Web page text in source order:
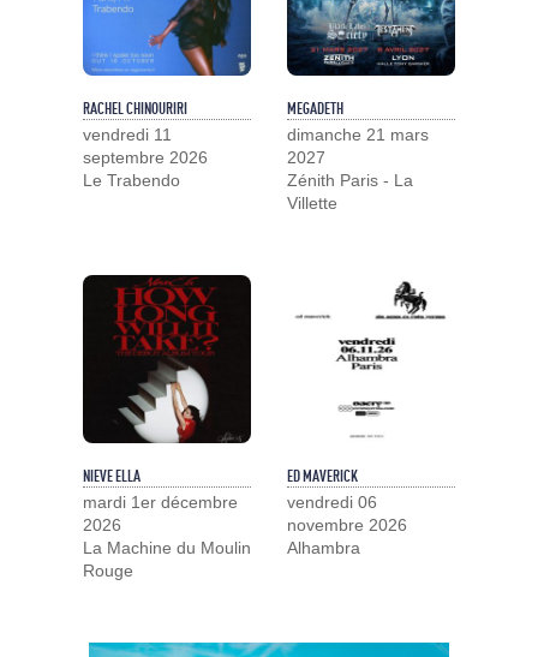
RACHEL CHINOURIRI
vendredi 11
septembre 2026
Le Trabendo
MEGADETH
dimanche 21 mars
2027
Zénith Paris - La
Villette
NIEVE ELLA
mardi 1er décembre
2026
La Machine du Moulin
Rouge
ED MAVERICK
vendredi 06
novembre 2026
Alhambra